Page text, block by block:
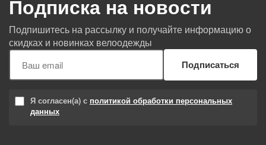
Подписка на новости
Подпишитесь на рассылку и получайте информацию о
скидках и новинках велоодежды
Подписаться
Я согласен(а) с политикой обработки персональных
данных